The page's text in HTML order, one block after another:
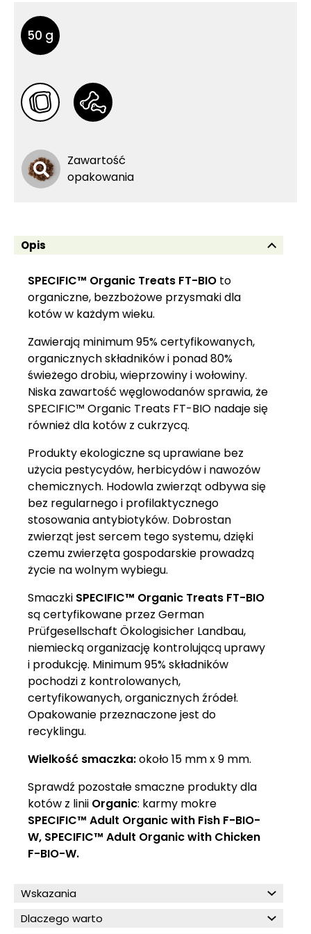
Inne opakowania
50 g
Inne opakowania
Zawartość
opakowania
Opis
SPECIFIC™ Organic Treats FT-BIO to
organiczne, bezzbożowe przysmaki dla
kotów w każdym wieku.
Zawierają minimum 95% certyfikowanych,
organicznych składników i ponad 80%
świeżego drobiu, wieprzowiny i wołowiny.
Niska zawartość węglowodanów sprawia, że
SPECIFIC™ Organic Treats FT-BIO nadaje się
również dla kotów z cukrzycą.
Produkty ekologiczne są uprawiane bez
użycia pestycydów, herbicydów i nawozów
chemicznych. Hodowla zwierząt odbywa się
bez regularnego i profilaktycznego
stosowania antybiotyków. Dobrostan
zwierząt jest sercem tego systemu, dzięki
czemu zwierzęta gospodarskie prowadzą
życie na wolnym wybiegu.
Smaczki SPECIFIC™ Organic Treats FT-BIO
sącertyfikowane przez German
Prüfgesellschaft Ökologisicher Landbau,
niemiecką organizację kontrolującą uprawy
i produkcję. Minimum 95% składników
pochodzi z kontrolowanych,
certyfikowanych, organicznych źródeł.
Opakowanie przeznaczone jest do
recyklingu.
Wielkość smaczka:około 15 mm x 9 mm.
Sprawdź pozostałe smaczne produkty dla
kotów z linii Organic: karmy mokre
SPECIFIC™ Adult Organic with Fish F-BIO-
W, SPECIFIC™ Adult Organic with Chicken
F-BIO-W.
Wskazania
Dlaczego warto